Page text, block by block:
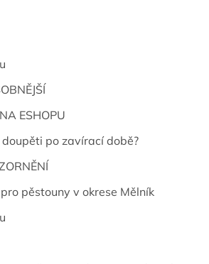
ESHOPU
po zavírací době?
pěstouny v okrese Mělník